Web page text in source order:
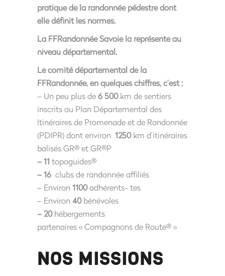
pratique de la randonnée pédestre dont
elle définit les normes.
La FFRandonnée Savoie la représente au
niveau départemental.
Le comité départemental de la
FFRandonnée, en quelques chiffres, c’est :
– Un peu plus de6 500km de sentiers
inscrits au Plan Départemental des
Itinéraires de Promenade et de Randonnée
(PDIPR) dont environ 1250km d’itinéraires
balisés GR® et GR®P
– 11 topoguides®
– 16 clubs de randonnée affiliés
– Environ 1100adhérents- tes
– Environ 40bénévoles
– 20hébergements
partenaires « Compagnons de Route® »
NOS MISSIONS